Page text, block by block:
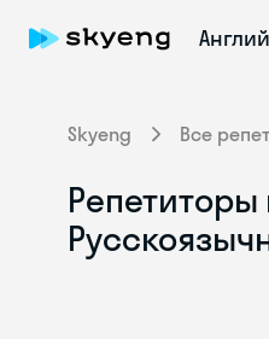
Skyeng Все